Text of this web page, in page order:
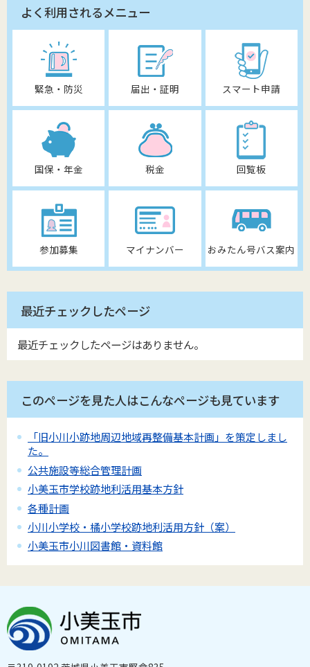
よく利用されるメニュー
緊急・防災 届出・証明 スマート申請
国保・年金 税金 回覧板
参加募集 マイナンバー おみたん号バス案内
最近チェックしたページ
最近チェックしたページはありません。
このページを見た人はこんなページも見ています
「旧小川小跡地周辺地域再整備基本計画」を策定しまし
た。
公共施設等総合管理計画
小美玉市学校跡地利活用基本方針
各種計画
小川小学校・橘小学校跡地利活用方針（案）
小美玉市小川図書館・資料館